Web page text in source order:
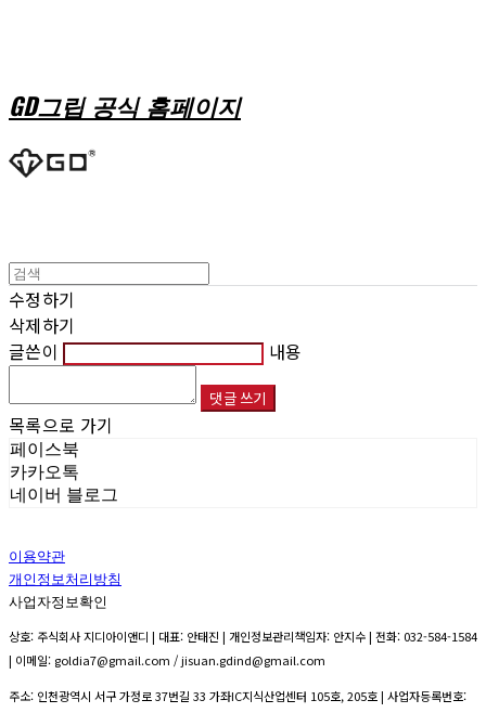
GD그립 공식 홈페이지
수정하기
삭제하기
글쓴이
내용
댓글 쓰기
목록으로 가기
페이스북
카카오톡
네이버 블로그
이용약관
개인정보처리방침
사업자정보확인
상호: 주식회사 지디아이앤디 | 대표: 안태진 | 개인정보관리책임자: 안지수 | 전화: 032-584-1584
| 이메일: goldia7@gmail.com / jisuan.gdind@gmail.com
주소: 인천광역시 서구 가정로 37번길 33 가좌IC지식산업센터 105호, 205호 | 사업자등록번호: